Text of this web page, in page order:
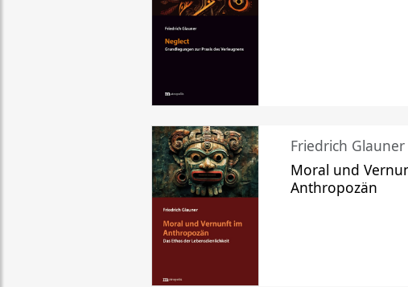
Friedrich Glauner
Moral und
Anthropozän